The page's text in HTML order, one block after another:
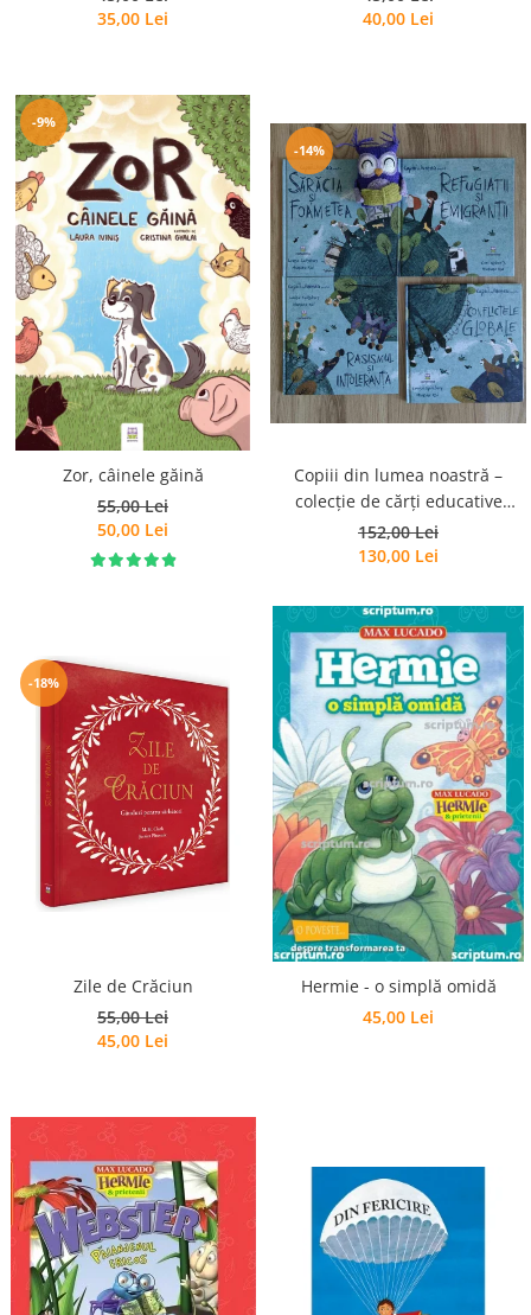
35,00 Lei
40,00 Lei
-9%
Zor, câinele găină
55,00 Lei
50,00 Lei
-14%
Copiii din lumea noastră –
colecție de cărți educative
pentru copii
152,00 Lei
130,00 Lei
-18%
Zile de Crăciun
55,00 Lei
45,00 Lei
Hermie - o simplă omidă
45,00 Lei